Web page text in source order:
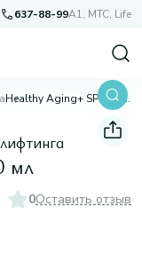
637-88-99A1, МТС, Life
Healthy Aging+ SPF 30, 50 мл
мл
0Оставить отзыв